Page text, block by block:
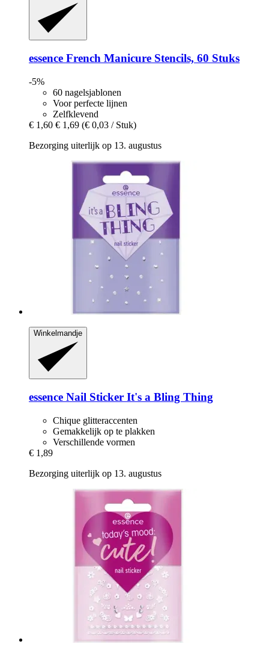
essence French Manicure Stencils, 60 Stuks
-5%
60 nagelsjablonen
Voor perfecte lijnen
Zelfklevend
€ 1,60 € 1,69 (€ 0,03 / Stuk)
Bezorging uiterlijk op 13. augustus
Winkelmandje
essence Nail Sticker It's a Bling Thing
Chique glitteraccenten
Gemakkelijk op te plakken
Verschillende vormen
€ 1,89
Bezorging uiterlijk op 13. augustus